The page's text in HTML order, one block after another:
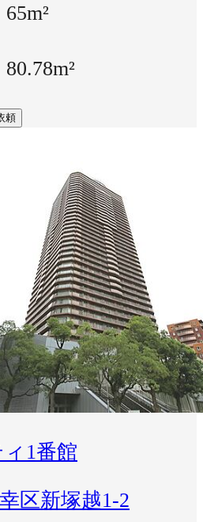
65m²
80.78m²
頼
1番館
区新塚越1-2